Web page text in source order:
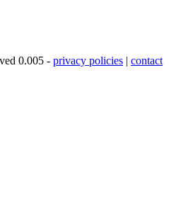
0.005 - privacy policies | contact